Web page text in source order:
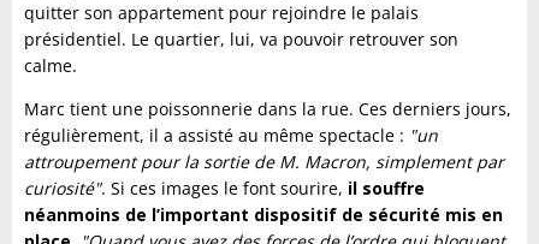
quitter son appartement pour rejoindre le palais
présidentiel. Le quartier, lui, va pouvoir retrouver son
calme.
Marc tient une poissonnerie dans la rue. Ces derniers jours,
régulièrement, il a assisté au même spectacle : "un
attroupement pour la sortie de M. Macron, simplement par
curiosité". Si ces images le font sourire, il souffre
néanmoins de l’important dispositif de sécurité mis en